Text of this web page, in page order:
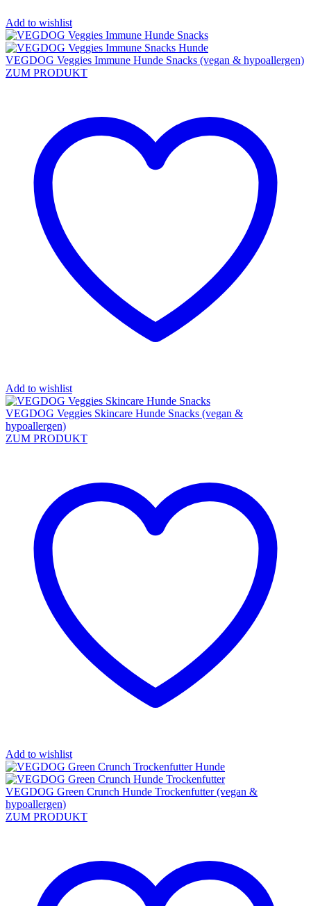
Add to wishlist
VEGDOG Veggies Immune Hunde Snacks (vegan & hypoallergen)
ZUM PRODUKT
Add to wishlist
VEGDOG Veggies Skincare Hunde Snacks (vegan &
hypoallergen)
ZUM PRODUKT
Add to wishlist
VEGDOG Green Crunch Hunde Trockenfutter (vegan &
hypoallergen)
ZUM PRODUKT